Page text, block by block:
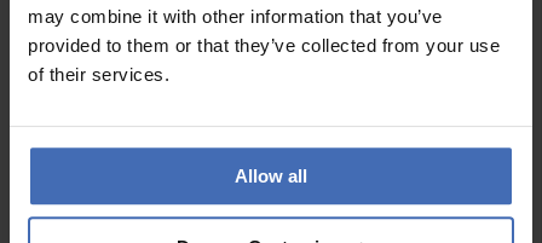
may combine it with other information that you’ve
provided to them or that they’ve collected from your use
of their services.
Allow all
CHF 95.00 CHF 109.00